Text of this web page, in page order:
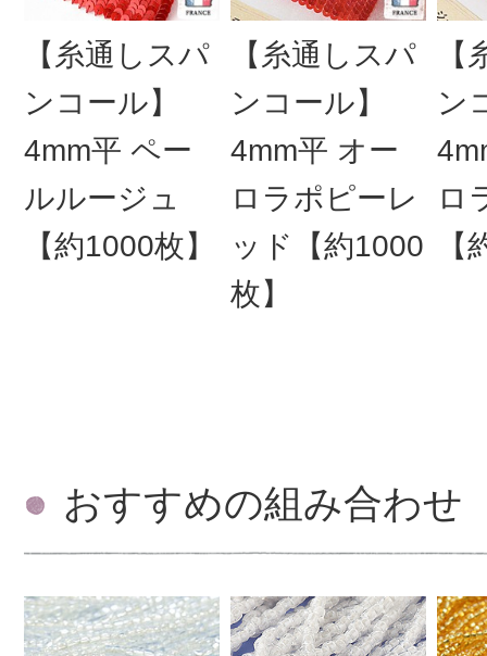
【糸通しスパ
ンコール】
4mm平 ペー
ルルージュ
【約1000枚】
【糸通しスパ
ンコール】
4mm平 オー
ロラポピーレ
ッド【約1000
枚】
ン
ロ
おすすめの組み合わせ